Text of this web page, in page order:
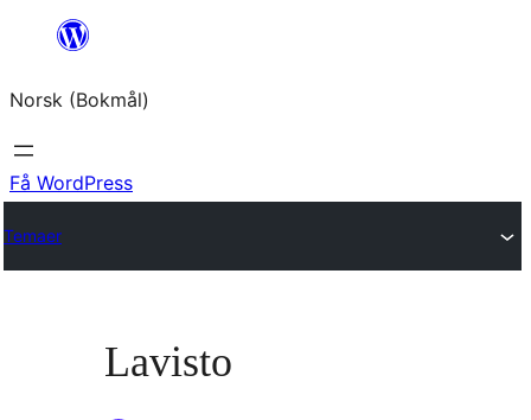
Hopp
innhold
Norsk (Bokmål)
Få WordPress
Temaer
Lavisto